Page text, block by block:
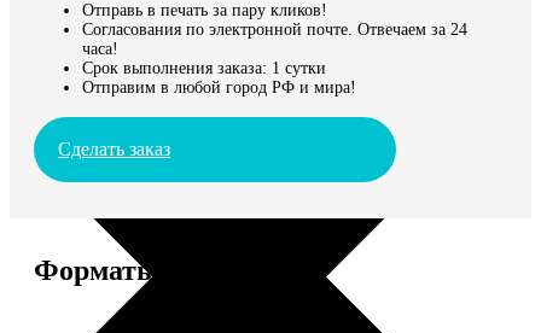
Отправь в печать за пару кликов!
Согласования по электронной почте. Отвечаем за 24
часа!
Срок выполнения заказа: 1 сутки
Отправим в любой город РФ и мира!
Сделать заказ
Форматы и цены